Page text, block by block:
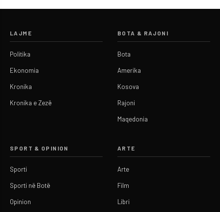
LAJME
Politika
Ekonomia
Kronika
Kronika e Zezë
BOTA & RAJONI
Bota
Amerika
Kosova
Rajoni
Maqedonia
SPORT & OPINION
Sporti
Sporti në Botë
Opinion
ARTE
Arte
Film
Libri